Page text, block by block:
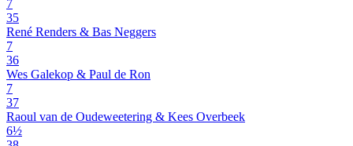
7
35
René Renders & Bas Neggers
7
36
Wes Galekop & Paul de Ron
7
37
Raoul van de Oudeweetering & Kees Overbeek
6½